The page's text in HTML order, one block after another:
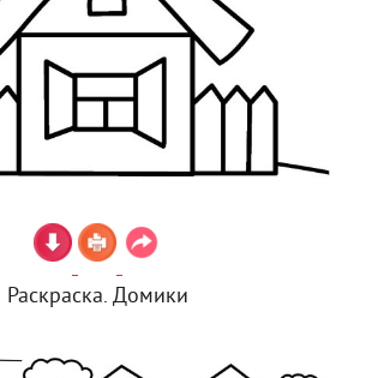
Раскраска. Домики